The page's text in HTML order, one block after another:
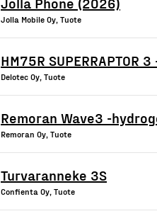
Jolla Mobile Oy, Tuote
HM75R SUPERRAPTOR
Delotec Oy, Tuote
Remoran Wave3 -
Remoran Oy, Tuote
Turvaranneke 3S
Confienta Oy, Tuote